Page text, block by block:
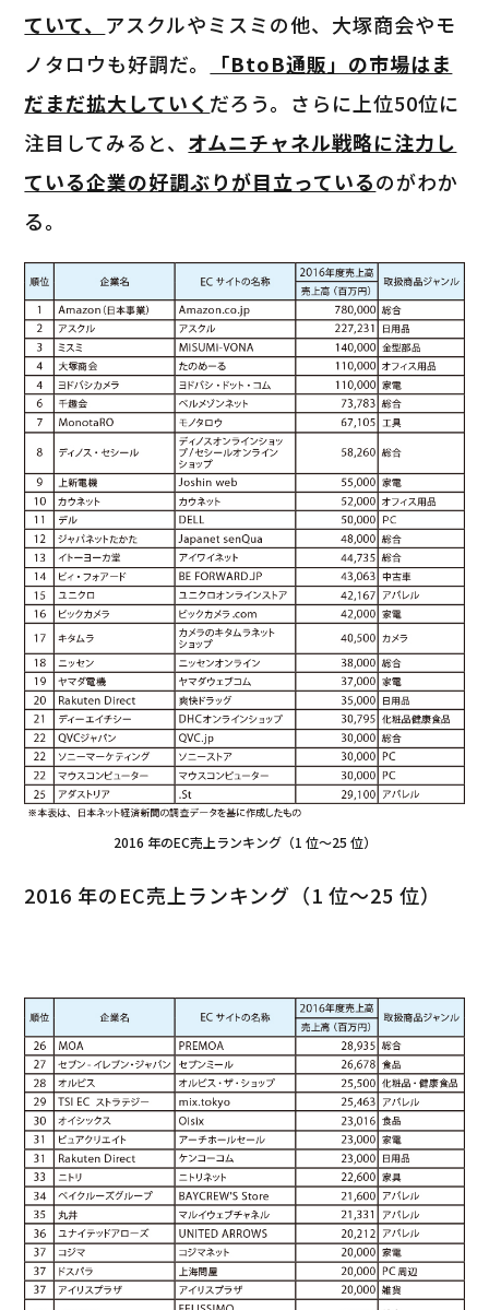
ていて、 アスクルやミスミの他、大塚商会やモ
ノタロウも好調だ。
「BtoB通販」の市場はま
だまだ拡大していく だろう。さらに上位50位に
注目してみると、 オムニチャネル戦略に注力し
ている企業の好調ぶりが目立っているのがわか
る。
2016 年のEC売上ランキング（1 位～25 位）
2016 年のEC売上ランキング（1 位～25 位）